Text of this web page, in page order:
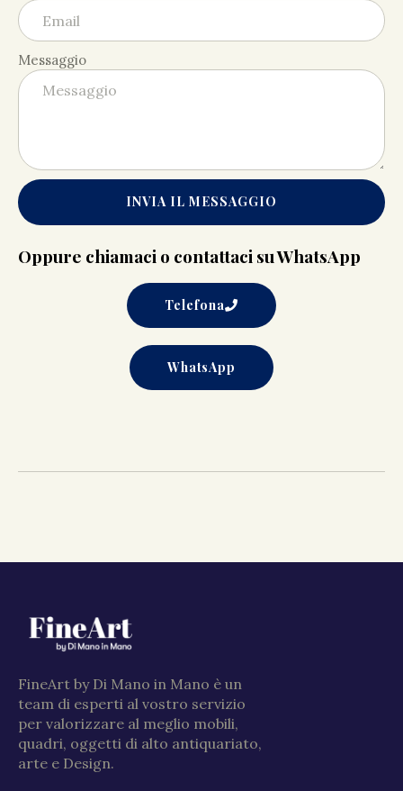
Messaggio
INVIA IL MESSAGGIO
Oppure chiamaci o contattaci su WhatsApp
Telefona
WhatsApp
FineArt by Di Mano in Mano è un
team di esperti al vostro servizio
per valorizzare al meglio mobili,
quadri, oggetti di alto antiquariato,
arte e Design.